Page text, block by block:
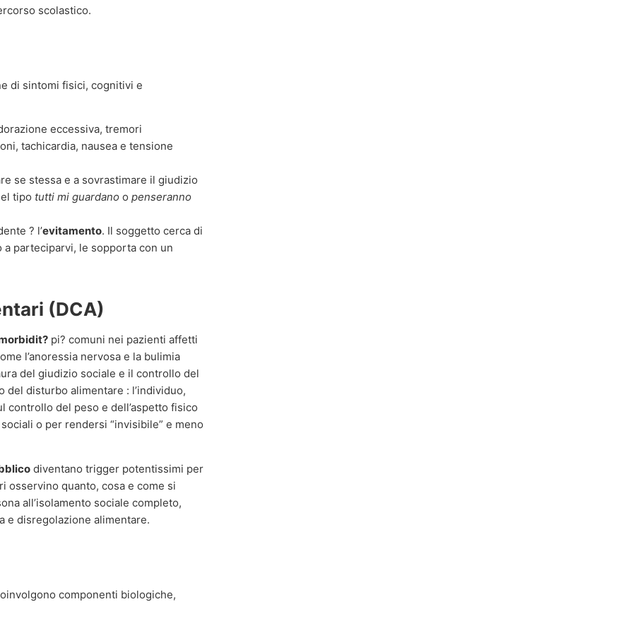
scolastico.
di sintomi fisici, cognitivi e
eccessiva, tremori
tachicardia, nausea e tensione
se stessa e a sovrastimare il giudizio
tipo tutti mi guardano o penseranno
? l’evitamento. Il soggetto cerca di
parteciparvi, le sopporta con un
(DCA)
pi? comuni nei pazienti affetti
l’anoressia nervosa e la bulimia
del giudizio sociale e il controllo del
del disturbo alimentare : l’individuo,
del peso e dell’aspetto fisico
o per rendersi “invisibile” e meno
diventano trigger potentissimi per
osservino quanto, cosa e come si
all’isolamento sociale completo,
e disregolazione alimentare.
componenti biologiche,